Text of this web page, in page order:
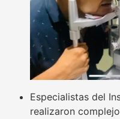
Especialistas del
realizaron